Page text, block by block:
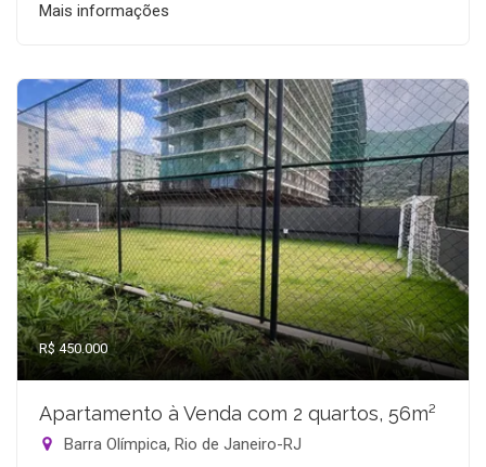
Mais informações
R$ 450.000
Apartamento à Venda com 2 quartos, 56m²
Barra Olímpica, Rio de Janeiro-RJ